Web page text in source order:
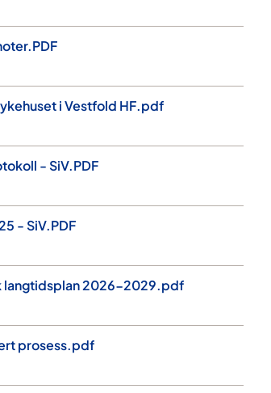
i Vestfold HF.pdf
- SiV.PDF
- SiV.PDF
langtidsplan 2026-2029.pdf
prosess.pdf